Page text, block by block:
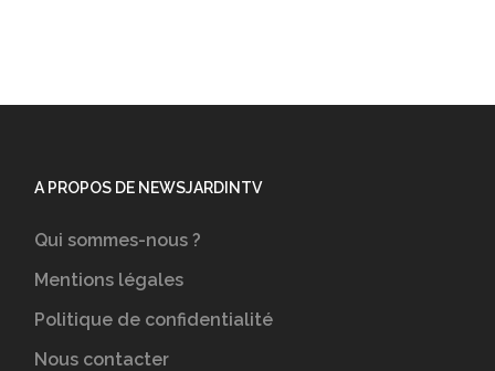
A PROPOS DE NEWSJARDINTV
Qui sommes-nous ?
Mentions légales
Politique de confidentialité
Nous contacter